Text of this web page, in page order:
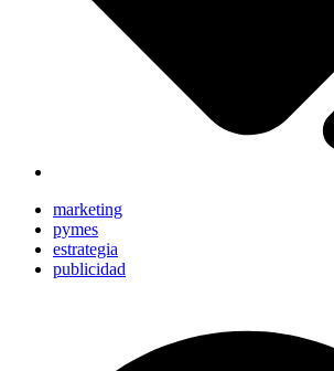
marketing
pymes
estrategia
publicidad